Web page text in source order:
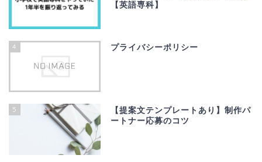
【英語専科】
4 プライバシーポリシー
5
【提案文テンプレートあり】制作パ
ートナー応募のコツ